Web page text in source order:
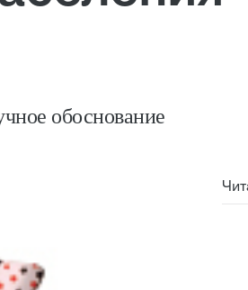
обоснование